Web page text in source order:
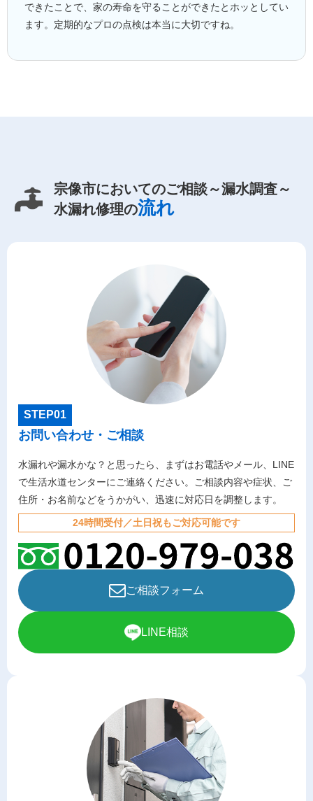
できたことで、家の寿命を守ることができたとホッとしてい
ます。定期的なプロの点検は本当に大切ですね。
宗像市においてのご相談～漏水調査～
水漏れ修理の流れ
STEP01
お問い合わせ・ご相談
水漏れや漏水かな？と思ったら、まずはお電話やメール、LINE
で生活水道センターにご連絡ください。ご相談内容や症状、ご
住所・お名前などをうかがい、迅速に対応日を調整します。
24時間受付／土日祝もご対応可能です
ご相談フォーム
LINE相談